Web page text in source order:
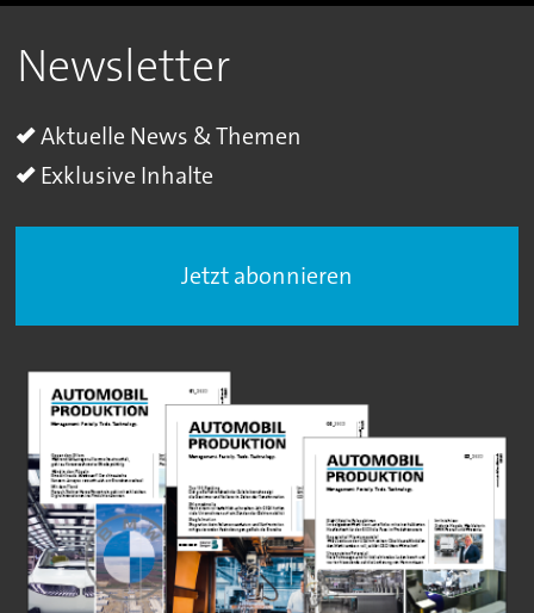
Newsletter
Aktuelle News & Themen
Exklusive Inhalte
Jetzt abonnieren